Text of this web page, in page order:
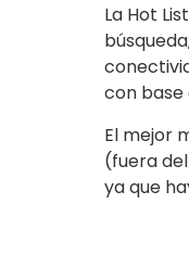
La Hot
con base
El mejor
(fuera
ya que